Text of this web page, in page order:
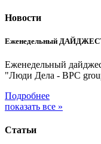
Новости
Еженедельный ДАЙДЖЕСТ
Еженедельный
"Люди Дела - BPC
Подробнее
показать все »
Статьи